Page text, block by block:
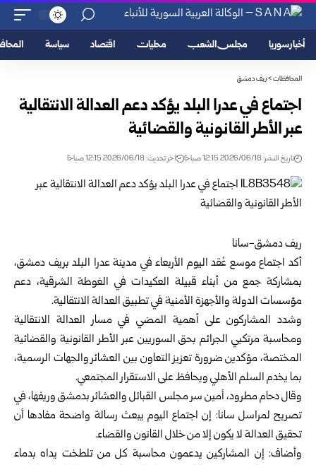
أخبار سوريا مجلس الشعب محليات اقتصاد سياسة
المحافظات>ريف دمشق
اجتماع في عدرا البلد يؤكد دعم العدالة الانتقالية
عبر الأطر القانونية والقضائية
تاريخ النشر: 2026/06/18 12:15 صباحًا اخر تحديث: 2026/06/18 12:15 صباحًا
ريف دمشق-سانا‏
أكد اجتماع موسع عُقد اليوم الأربعاء في مدينة عدرا البلد بريف دمشق،
بمشاركة جمع من أبناء ‏قبيلة العكيدات في الغوطة الشرقية، ‏دعم
مؤسسات الدولة والأجهزة الأمنية في تطبيق العدالة ‏الانتقالية.‏
وشدد المشاركون على أهمية المضي في مسار العدالة الانتقالية
ومحاسبة مرتكبي الجرائم بحق ‏السوريين عبر الأطر القانونية ‏والقضائية
المختصة، مؤكدين ضرورة تعزيز التعاون بين العشائر ‏والجهات الرسمية،
بما يخدم السلم الأهلي ويحافظ على الاستقرار ‏المجتمعي.‏
وقال دحام مطرود، أمين سر مجلس القبائل والعشائر بدمشق وريفها، في
تصريح لمراسل سانا: ‏إن اجتماع اليوم يبعث رسالة واضحة ‏مفادها أن
تحقيق العدالة لا يكون إلا من خلال القانون ‏والقضاء.‏
وأضاف: إن المشاركين يدعمون محاسبة كل من تلطخت يداه بدماء